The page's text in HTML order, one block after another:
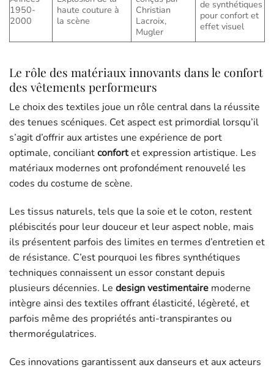
1950-
2000
haute couture à
la scène
Christian
Lacroix,
Mugler
de synthétiques
pour confort et
effet visuel
Le rôle des matériaux innovants dans le confort
des vêtements performeurs
Le choix des textiles joue un rôle central dans la réussite
des tenues scéniques. Cet aspect est primordial lorsqu’il
s’agit d’offrir aux artistes une expérience de port
optimale, conciliantconfortet expression artistique. Les
matériaux modernes ont profondément renouvelé les
codes du costume de scène.
Les tissus naturels, tels que la soie et le coton, restent
plébiscités pour leur douceur et leur aspect noble, mais
ils présentent parfois des limites en termes d’entretien et
de résistance. C’est pourquoi les fibres synthétiques
techniques connaissent un essor constant depuis
plusieurs décennies. Le design vestimentaire moderne
intègre ainsi des textiles offrant élasticité, légèreté, et
parfois même des propriétés anti-transpirantes ou
thermorégulatrices.
Ces innovations garantissent aux danseurs et aux acteurs